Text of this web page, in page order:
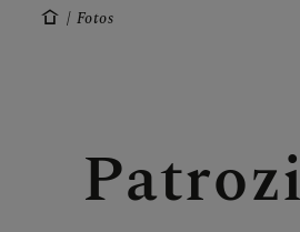
BERICHTE
Fotos